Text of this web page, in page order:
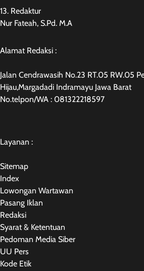
13. Redaktur
Nur Fateah, S.Pd. M.A
Alamat Redaksi :
Jalan Cendrawasih No.23 RT.05 RW.05
Hijau,Margadadi Indramayu Jawa Barat
No.telpon/WA : 081322218597
Layanan :
Sitemap
Index
Lowongan Wartawan
Pasang Iklan
Redaksi
Syarat & Ketentuan
Pedoman Media Siber
UU Pers
Kode Etik